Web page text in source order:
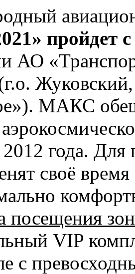
пройдет
АО
МАКС
2012 года.
своё
посещения
VIP
с